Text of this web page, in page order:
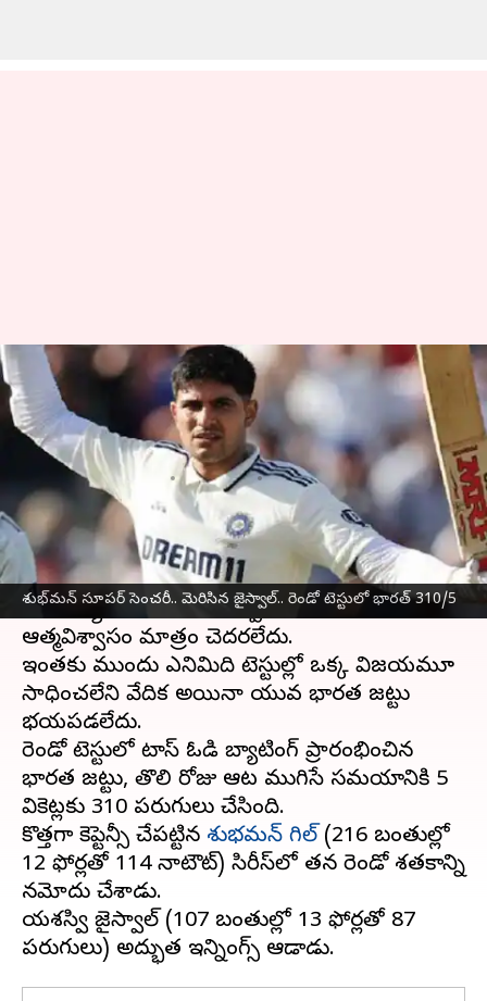
శుభ్‌మన్‌ సూపర్‌ సెంచరీ.. మెరిసిన జైస్వాల్‌.. రెండో టెస్టులో భారత్‌ 310/5
ENG vs IND: శుభ్‌మన్‌ సూపర్‌
సెంచరీ.. మెరిసిన జైస్వాల్‌.. రెండో
టెస్టులో భారత్‌ 310/5
Sirish Praharaju Jul 03, 2025 08:45 am
ఈ వార్తాకథనం ఏంటి
ఐదో టెస్టుల సిరీస్‌లో మొదటి మ్యాచ్‌లోఇంగ్లండ్చేతిలో
అనూహ్యంగా ఓడిపోయినప్పటికీ,టీమిండియా
ఆత్మవిశ్వాసం మాత్రం చెదరలేదు.
ఇంతకు ముందు ఎనిమిది టెస్టుల్లో ఒక్క విజయమూ
సాధించలేని వేదిక అయినా యువ భారత జట్టు
భయపడలేదు.
రెండో టెస్టులో టాస్ ఓడి బ్యాటింగ్‌ ప్రారంభించిన
భారత జట్టు, తొలి రోజు ఆట ముగిసే సమయానికి 5
వికెట్లకు 310 పరుగులు చేసింది.
కొత్తగా కెప్టెన్సీ చేపట్టిన శుభమన్‌ గిల్‌ (216 బంతుల్లో
12 ఫోర్లతో 114 నాటౌట్‌) సిరీస్‌లో తన రెండో శతకాన్ని
నమోదు చేశాడు.
యశస్వి జైస్వాల్‌ (107 బంతుల్లో 13 ఫోర్లతో 87